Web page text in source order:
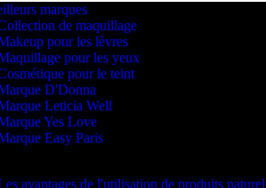
marques
de maquillage
pour les lèvres
pour les yeux
pour le teint
D'Donna
Leticia Well
Yes Love
Easy Paris
avantages de l'utilisation de produits